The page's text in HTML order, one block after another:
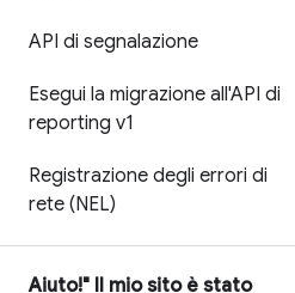
API di segnalazione
Esegui la migrazione all'API di
reporting v1
Registrazione degli errori di
rete (NEL)
Aiuto!" Il mio sito è stato